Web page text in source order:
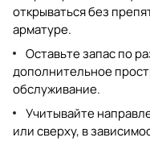
открываться без
арматуре.
Оставьте запас по
дополнительное
обслуживание.
Учитывайте
или сверху, в